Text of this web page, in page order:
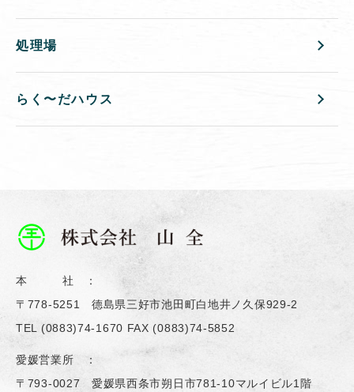
処理場
らく〜だハウス
本 社 ：
〒778-5251 德島県三好市池田町白地井ノ久保929-2
TEL (0883)74-1670 FAX (0883)74-5852
愛媛営業所 ：
〒793-0027 愛媛県西条市朔日市781-10マルイビル1階